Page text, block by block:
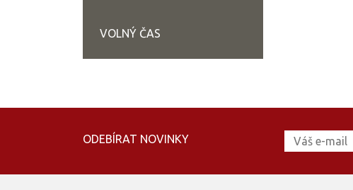
VOLNÝ ČAS
ODEBÍRAT NOVINKY